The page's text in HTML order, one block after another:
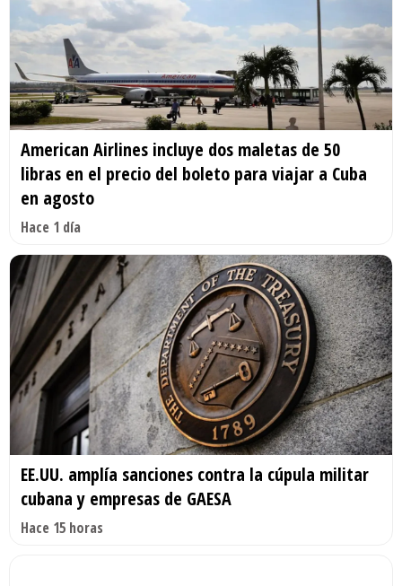
American Airlines incluye dos maletas de 50
libras en el precio del boleto para viajar a Cuba
en agosto
Hace 1 día
EE.UU. amplía sanciones contra la cúpula militar
cubana y empresas de GAESA
Hace 15 horas